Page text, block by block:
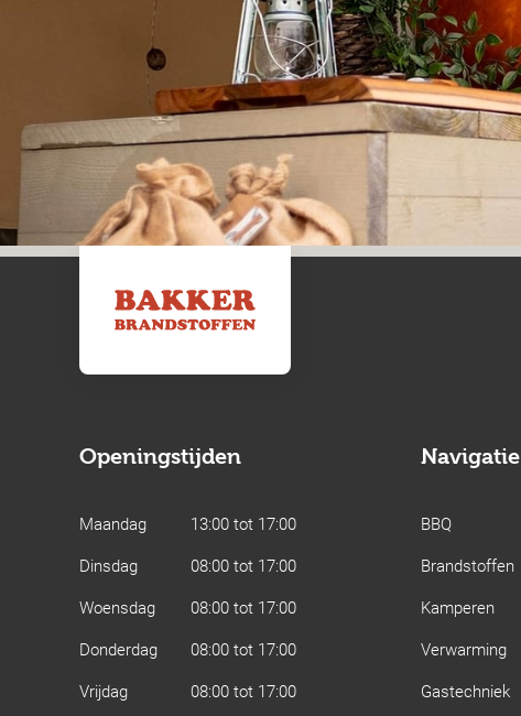
Openingstijden
Maandag
13:00 tot 17:00
Dinsdag
08:00 tot 17:00
Woensdag
08:00 tot 17:00
Donderdag
08:00 tot 17:00
Vrijdag
08:00 tot 17:00
Navigatie
BBQ
Brandstoffen
Kamperen
Verwarming
Gastechniek